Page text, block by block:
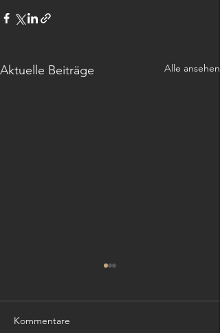
Aktuelle Beiträge Alle ansehen
Kommentare